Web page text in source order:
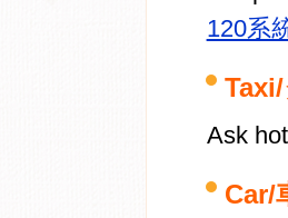
120系
Ask
Car/